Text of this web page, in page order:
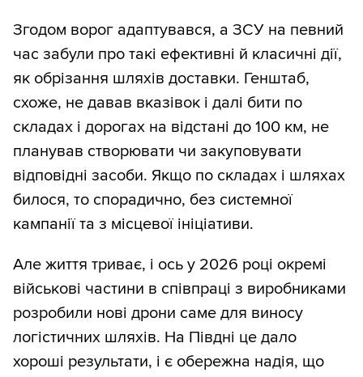
Згодом ворог адаптувався, а ЗСУ на певний
час забули про такі ефективні й класичні дії,
як обрізання шляхів доставки. Генштаб,
схоже, не давав вказівок і далі бити по
складах і дорогах на відстані до 100 км, не
планував створювати чи закуповувати
відповідні засоби. Якщо по складах і шляхах
билося, то спорадично, без системної
кампанії та з місцевої ініціативи.
Але життя триває, і ось у 2026 році окремі
військові частини в співпраці з виробниками
розробили нові дрони саме для виносу
логістичних шляхів. На Півдні це дало
хороші результати, і є обережна надія, що